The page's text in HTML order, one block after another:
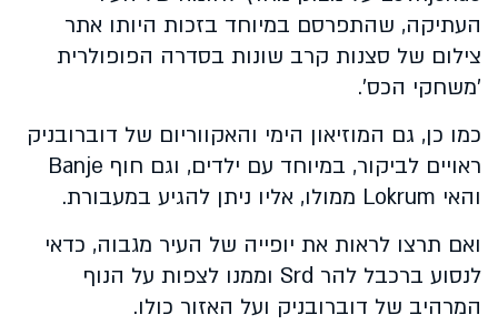
העתיקה, שהתפרסם במיוחד בזכות היותו אתר
צילום של סצנות קרב שונות בסדרה הפופולרית
'משחקי הכס'.
כמו כן, גם המוזיאון הימי והאקווריום של דוברובניק
ראויים לביקור, במיוחד עם ילדים, וגם חוף Banje
והאי Lokrum ממולו, אליו ניתן להגיע במעבורת.
ואם תרצו לראות את יופייה של העיר מגבוה, כדאי
לנסוע ברכבל להר Srd וממנו לצפות על הנוף
המרהיב של דוברובניק ועל האזור כולו.